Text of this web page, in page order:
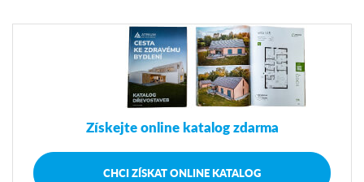
Získejte online katalog zdarma
CHCI ZÍSKAT ONLINE KATALOG